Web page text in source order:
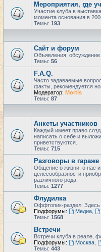
Мероприятия, где
Участие клуба в
момента основания в
Темы: 193
Сайт и форум
Объявления,
Темы: 56
F.A.Q.
Часто задаваемые
факты, рекомендуется
Модератор: Mortis
Темы: 87
Анкеты участников
Каждый имеет право
написать о себе и
приветствуются.
Темы: 715
Разговоры в гараже
Общение о жизни, о нас
целесообразности
различного рода.
Темы: 1277
Флудилка
Оффтопик-раздел. Здесь
Подфорумы:
Медиа,
Темы: 1568
Встречи
Встречи клуба в реале,
Подфорумы:
Москва,
Темы: 443